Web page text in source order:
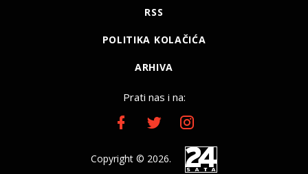
RSS
POLITIKA KOLAČIĆA
ARHIVA
Prati nas i na:
Copyright © 2026.